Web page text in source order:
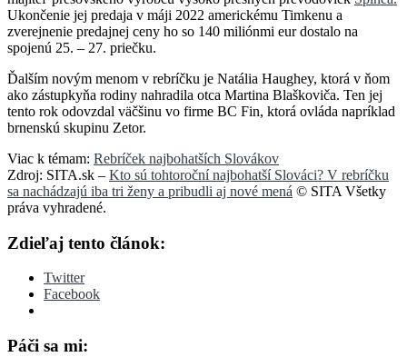
Ukončenie jej predaja v máji 2022 americkému Timkenu a
zverejnenie predajnej ceny ho so 140 miliónmi eur dostalo na
spojenú 25. – 27. priečku.
Ďalším novým menom v rebríčku je Natália Haughey, ktorá v ňom
ako zástupkyňa rodiny nahradila otca Martina Blaškoviča. Ten jej
tento rok odovzdal väčšinu vo firme BC Fin, ktorá ovláda napríklad
brnenskú skupinu Zetor.
Viac k témam: Rebríček najbohatších Slovákov
Zdroj: SITA.sk – Kto sú tohtoroční najbohatší Slováci? V rebríčku
sa nachádzajú iba tri ženy a pribudli aj nové mená © SITA Všetky
práva vyhradené.
Zdieľaj tento článok:
Twitter
Facebook
Páči sa mi: